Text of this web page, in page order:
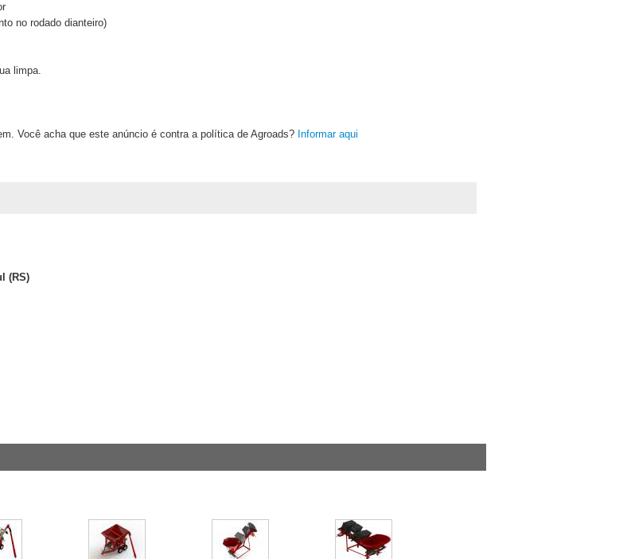
no rodado dianteiro)
limpa.
Você acha que este anúncio é contra a política de Agroads? Informar aqui
(RS)